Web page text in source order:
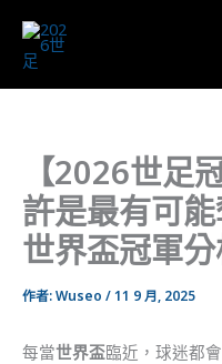
要
【2026世足
許是最有可能
世界盃冠軍
作者:Wuseo /11 9 月, 2025
每當世界盃臨近，球迷都